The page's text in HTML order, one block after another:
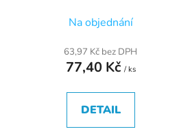
Na objednání
63,97 Kč bez DPH
77,40 Kč / ks
DETAIL